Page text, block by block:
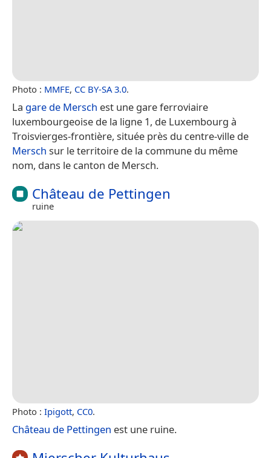
Photo : MMFE, CC BY-SA 3.0.
La gare de Mersch est une gare ferroviaire
luxembourgeoise de la ligne 1, de Luxembourg à
Troisvierges-frontière, située près du centre-ville de
Mersch sur le territoire de la commune du même
nom, dans le canton de Mersch.
Château de Pettingen
ruine
Photo : Ipigott, CC0.
Château de Pettingen est une ruine.